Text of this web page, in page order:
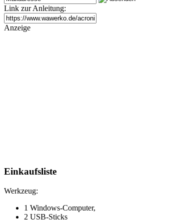
Link zur Anleitung:
Anzeige
Einkaufsliste
Werkzeug:
1 Windows-Computer,
2 USB-Sticks